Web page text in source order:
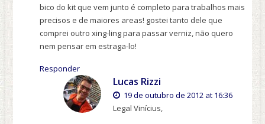
bico do kit que vem junto é completo para trabalhos mais
precisos e de maiores areas! gostei tanto dele que
comprei outro xing-ling para passar verniz, não quero
nem pensar em estraga-lo!
Responder
Lucas Rizzi
19 de outubro de 2012 at 16:36
Legal Vinícius,